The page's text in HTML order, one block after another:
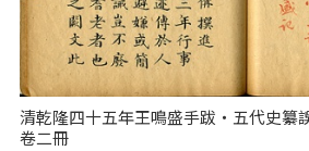
清乾隆四十五年王鳴盛手跋‧五代史纂
卷二冊